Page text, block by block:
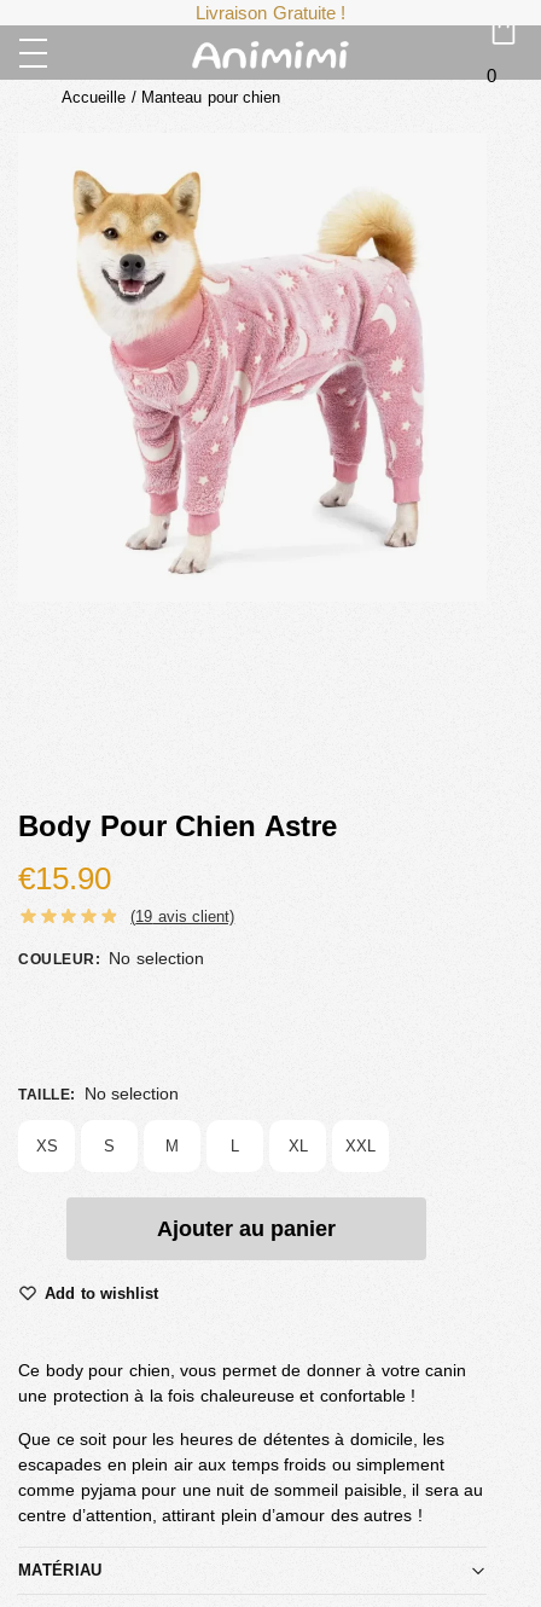
Livraison Gratuite !
0
Accueille / Manteau pour chien
Body Pour Chien Astre
€15.90
(19 avis client)
COULEUR: No selection
TAILLE: No selection
XS S M XL XXL
Ajouter au panier
Add to wishlist
Ce body pour chien, vous permet de donner à votre canin
une protection à la fois chaleureuse et confortable !
Que ce soit pour les heures de détentes à domicile, les
escapades en plein air aux temps froids ou simplement
comme pyjama pour une nuit de sommeil paisible, il sera au
centre d’attention, attirant plein d’amour des autres !
MATÉRIAU